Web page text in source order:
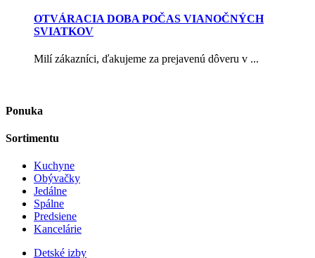
OTVÁRACIA DOBA POČAS VIANOČNÝCH
SVIATKOV
Milí zákazníci, ďakujeme za prejavenú dôveru v ...
Ponuka
Sortimentu
Kuchyne
Obývačky
Jedálne
Spálne
Predsiene
Kancelárie
Detské izby